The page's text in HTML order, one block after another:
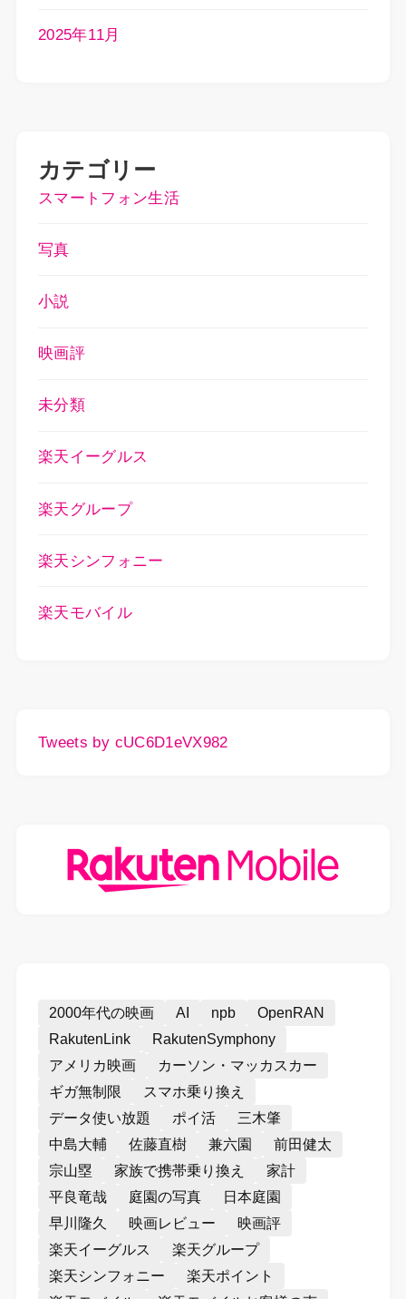
2025年11月
カテゴリー
スマートフォン生活
写真
小説
映画評
未分類
楽天イーグルス
楽天グループ
楽天シンフォニー
楽天モバイル
Tweets by cUC6D1eVX982
2000年代の映画 AI npb
OpenRAN
RakutenLink
RakutenSymphony
アメリカ映画
カーソン・マッカスカー
ギガ無制限
スマホ乗り換え
データ使い放題
ポイ活
三木肇
中島大輔
佐藤直樹 兼六園
前田健太
宗山塁
家族で携帯乗り換え
家計
平良竜哉
庭園の写真
日本庭園
早川隆久
映画レビュー
映画評
楽天イーグルス
楽天グループ
楽天シンフォニー
楽天ポイント